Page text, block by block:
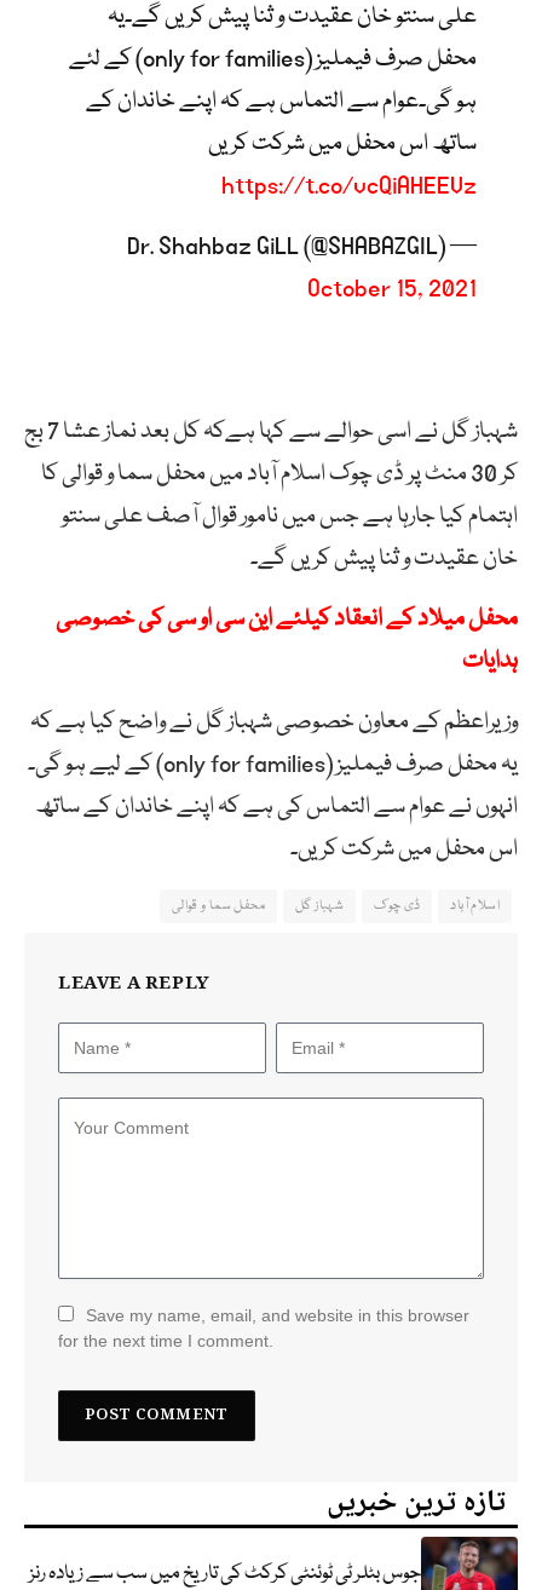
علی سنتو خان عقیدت و ثنا پیش کریں گے۔یہ
محفل صرف فیملیز (only for families) کے لئے
ہو گی۔عوام سے التماس ہے کہ اپنے خاندان کے
ساتھ اس محفل میں شرکت کریں
https://t.co/vcQiAHEEVz
— Dr. Shahbaz GiLL (@SHABAZGIL)
October 15, 2021
شہباز گل نے اسی حوالے سے کہا ہےکہ کل بعد نماز عشا 7 بج
کر 30 منٹ پر ڈی چوک اسلام آباد میں محفل سما و قوالی کا
اہتمام کیا جارہا ہے جس میں نامور قوال آصف علی سنتو
خان عقیدت و ثنا پیش کریں گے۔
محفل میلاد کے انعقاد کیلئے این سی او سی کی خصوصی
ہدایات
وزیراعظم کے معاون خصوصی شہباز گل نے واضح کیا ہے کہ
یہ محفل صرف فیملیز (only for families) کے لیے ہو گی۔
انہوں نے عوام سے التماس کی ہے کہ اپنے خاندان کے ساتھ
اس محفل میں شرکت کریں۔
اسلام آباد ڈی چوک شہباز گل محفل سما و قوالی
LEAVE A REPLY
Save my name, email, and website in this browser
for the next time I comment.
تازہ ترین خبریں
جوس بٹلر ٹی ٹوئنٹی کرکٹ کی تاریخ میں سب سے زیادہ رنز